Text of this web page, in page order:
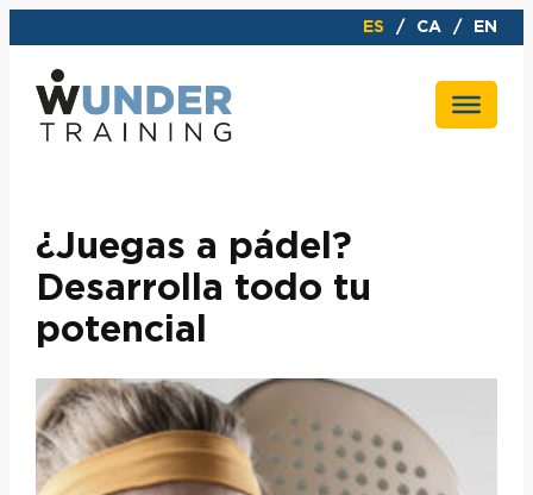
al
contenido
ES CA EN
¿Juegas a pádel?
Desarrolla todo tu
potencial